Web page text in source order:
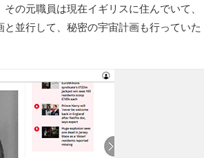
の元職員は現在イギリスに住んでいて、
並行して、秘密の宇宙計画も行っていた